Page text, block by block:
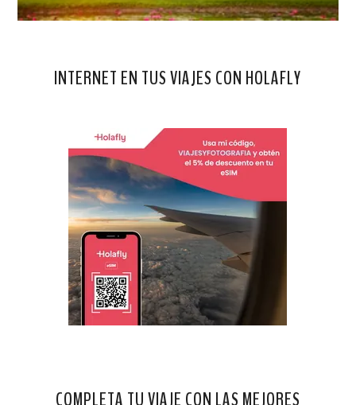
INTERNET EN TUS VIAJES CON HOLAFLY
COMPLETA TU VIAJE CON LAS MEJORES